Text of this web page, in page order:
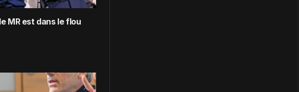
MR est dans le flou